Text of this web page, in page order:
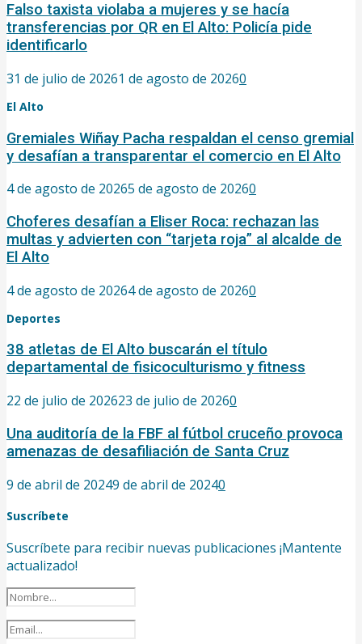
Falso taxista violaba a mujeres y se hacía
transferencias por QR en El Alto: Policía pide
identificarlo
31 de julio de 20261 de agosto de 20260
El Alto
Gremiales Wiñay Pacha respaldan el censo gremial
y desafían a transparentar el comercio en El Alto
4 de agosto de 20265 de agosto de 20260
Choferes desafían a Eliser Roca: rechazan las
multas y advierten con “tarjeta roja” al alcalde de
El Alto
4 de agosto de 20264 de agosto de 20260
Deportes
38 atletas de El Alto buscarán el título
departamental de fisicoculturismo y fitness
22 de julio de 202623 de julio de 20260
Una auditoría de la FBF al fútbol cruceño provoca
amenazas de desafiliación de Santa Cruz
9 de abril de 20249 de abril de 20240
Suscríbete
Suscríbete para recibir nuevas publicaciones ¡Mantente
actualizado!